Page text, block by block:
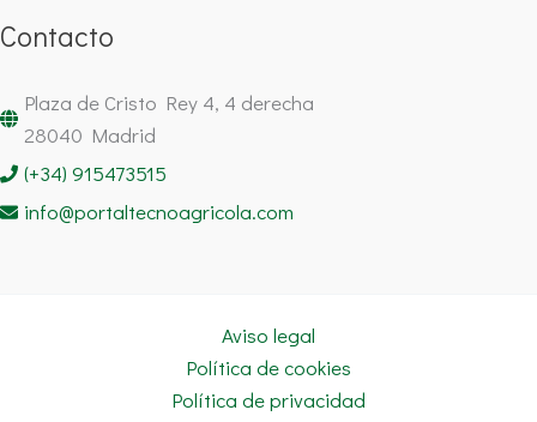
Contacto
Plaza de Cristo Rey 4, 4 derecha
28040 Madrid
(+34) 915473515
info@portaltecnoagricola.com
Aviso legal
Política de cookies
Política de privacidad